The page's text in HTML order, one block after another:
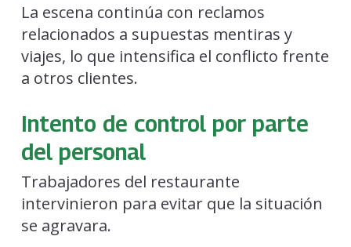
La escena continúa con reclamos
relacionados a supuestas mentiras y
viajes, lo que intensifica el conflicto frente
a otros clientes.
Intento de control por parte
del personal
Trabajadores del restaurante
intervinieron para evitar que la situación
se agravara.